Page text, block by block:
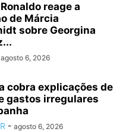
reage a
de Márcia
sobre Georgina
agosto 6, 2026
cobra explicações de
gastos irregulares
- agosto 6, 2026